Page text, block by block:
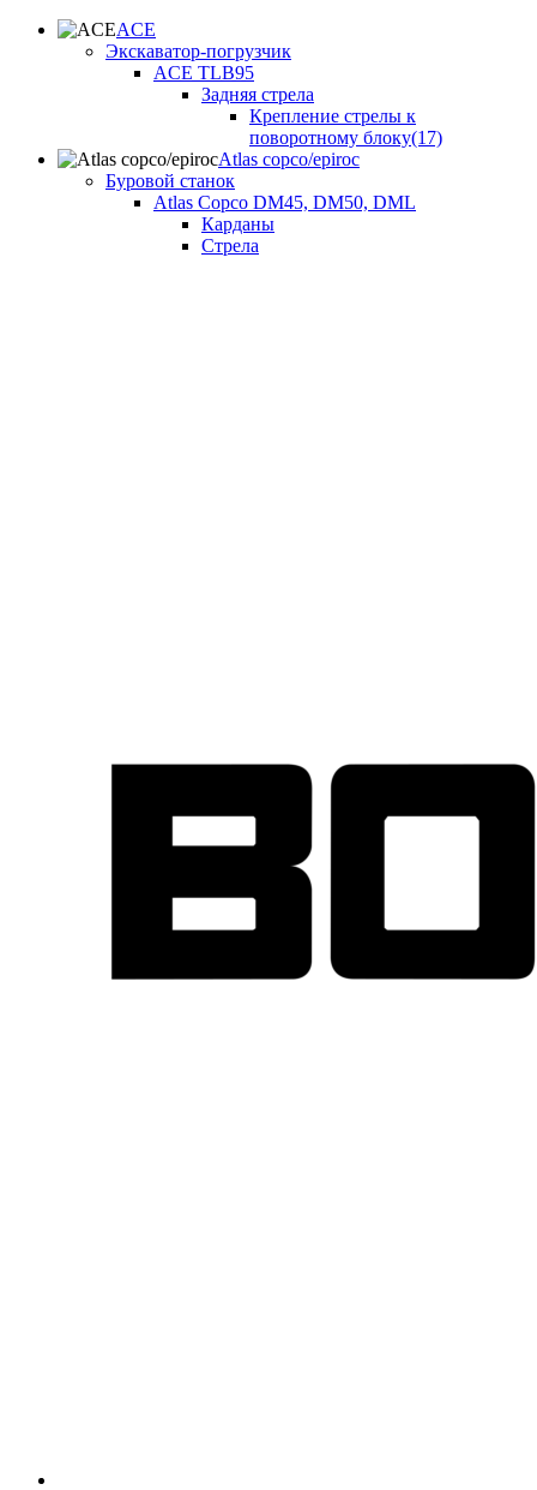
ACE
Экскаватор-погрузчик
ACE TLB95
Задняя стрела
Крепление стрелы к
поворотному блоку(17)
Atlas copco/epiroc
Буровой станок
Atlas Copco DM45, DM50, DML
Карданы
Стрела